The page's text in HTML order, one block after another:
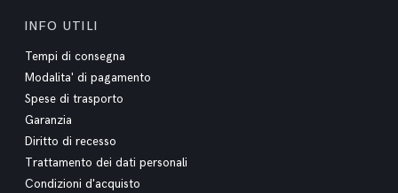
INFO UTILI
Tempi di consegna
Modalita' di pagamento
Spese di trasporto
Garanzia
Diritto di recesso
Trattamento dei dati personali
Condizioni d'acquisto